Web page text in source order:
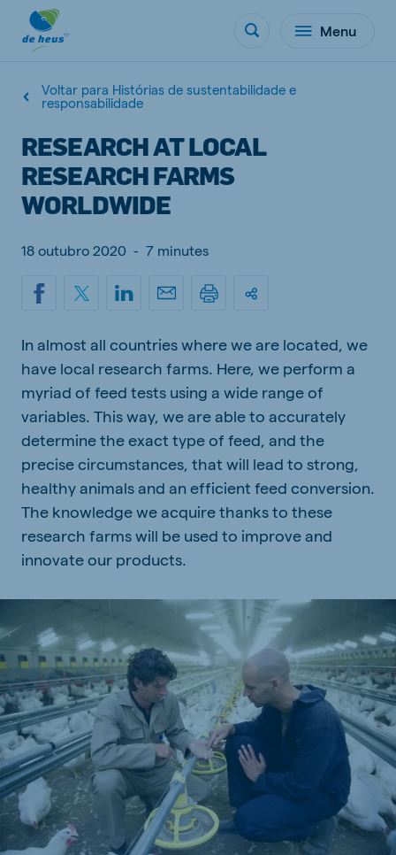
Menu
Voltar para Histórias de sustentabilidade e
responsabilidade
RESEARCH AT LOCAL
RESEARCH FARMS
WORLDWIDE
18 outubro 2020 - 7 minutes
In almost all countries where we are located, we
have local research farms. Here, we perform a
myriad of feed tests using a wide range of
variables. This way, we are able to accurately
determine the exact type of feed, and the
precise circumstances, that will lead to strong,
healthy animals and an efficient feed conversion.
The knowledge we acquire thanks to these
research farms will be used to improve and
innovate our products.